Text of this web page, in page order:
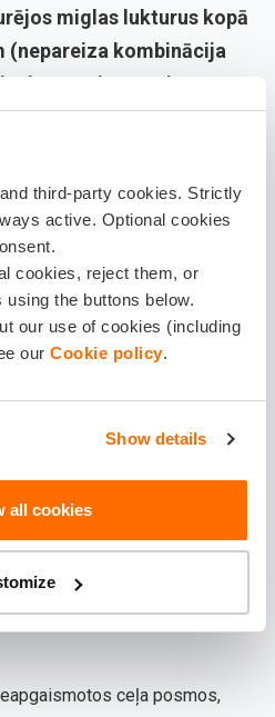
third-party cookies. Strictly
active. Optional cookies
cookies, reject them, or
the buttons below.
our use of cookies (including
our Cookie policy.
Show details
all cookies
miglas lukturus kopā
(nepareiza kombinācija
vai parasti 15 €.
riskē saņemt sodu.
likuma 64. panta
ierīcēm; konkrēto
oficiālajā likumu vietnē vai
un gudrai
+ tuvās gaismas
visefektīvāk lietot kopā ar
tā iegūsti zemāku, plašāku
izgaismojumu tālāk.
posmos -
ceļa posmos,